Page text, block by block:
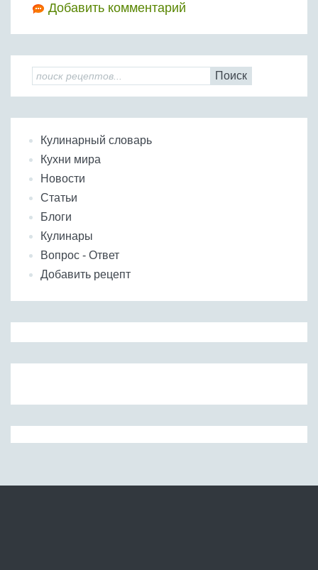
Добавить комментарий
Поиск
Кулинарный словарь
Кухни мира
Новости
Статьи
Блоги
Кулинары
Вопрос - Ответ
Добавить рецепт